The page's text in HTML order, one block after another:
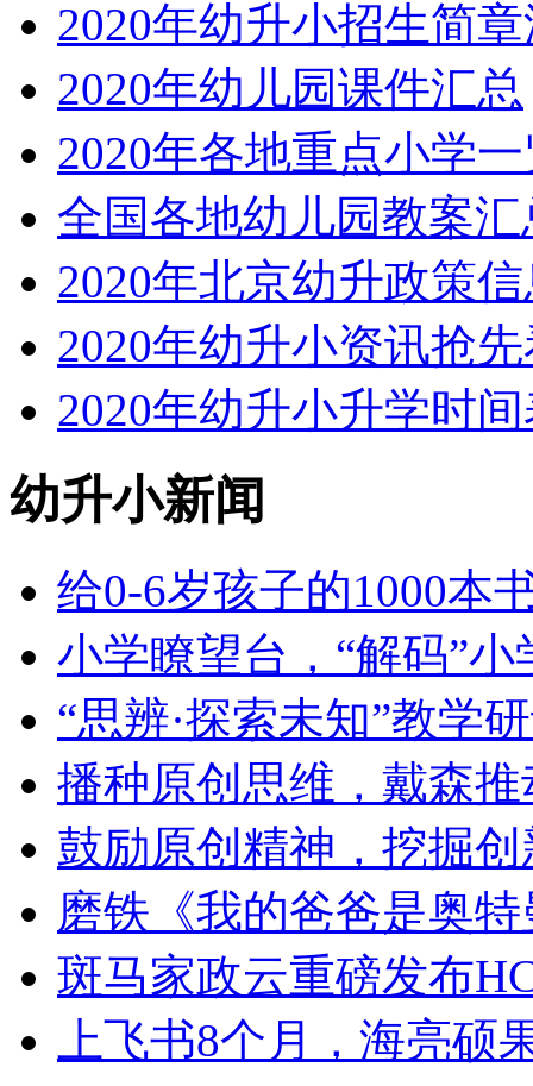
2020年幼升小招生简
2020年幼儿园课件汇总
2020年各地重点小学
全国各地幼儿园教案汇
2020年北京幼升政策
2020年幼升小资讯抢
2020年幼升小升学时
幼升小新闻
给0-6岁孩子的1000本
小学瞭望台，“解码”
“思辨·探索未知”教学
播种原创思维，戴森
鼓励原创精神，挖掘
磨铁《我的爸爸是奥
斑马家政云重磅发布
上飞书8个月，海亮硕